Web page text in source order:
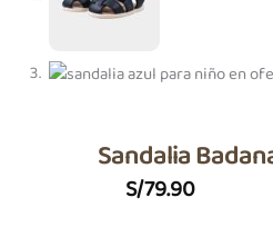
Sandalia
S/79.90